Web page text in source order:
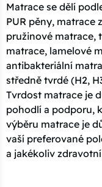
Matrace se dělí
PUR pěny, matrace
pružinové matrace,
matrace, lamelové
antibakteriální
středně tvrdé (H2,
Tvrdost matrace je
pohodlí a podporu,
výběru matrace je
vaší preferované
a jakékoliv